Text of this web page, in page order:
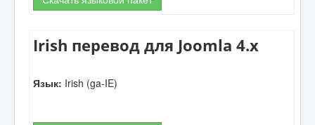
Irish перевод для Joomla 4.x
Язык: Irish (ga-IE)